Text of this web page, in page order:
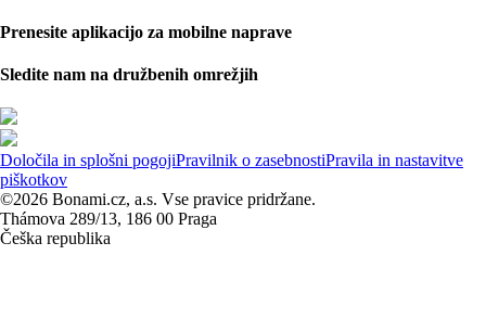
Prenesite aplikacijo za mobilne naprave
Sledite nam na družbenih omrežjih
Določila in splošni pogojiPravilnik o zasebnostiPravila in nastavitve
piškotkov
©2026 Bonami.cz, a.s. Vse pravice pridržane.
Thámova 289/13, 186 00 Praga
Češka republika